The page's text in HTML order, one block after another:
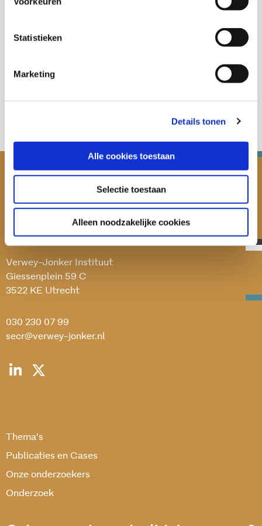
Statistieken
Marketing
Details tonen
Alle cookies toestaan
Selectie toestaan
Alleen noodzakelijke cookies
Verwey-Jonker Instituut
Giessenplein 59 C
3522 KE Utrecht
030 230 07 99
secr@verwey-jonker.nl
Thema’s
Publicaties en Cases
Onze onderzoekers
Onderzoek